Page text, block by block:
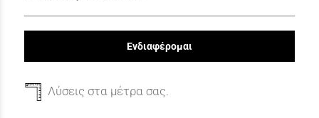
Ενδιαφέρομαι
Λύσεις στα μέτρα σας.